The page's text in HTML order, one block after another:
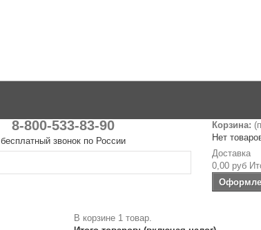
8-800-533-83-90
бесплатный звонок по России
Корзина:
Нет
Доставка
0,00 руб
В корзине 1 товар.